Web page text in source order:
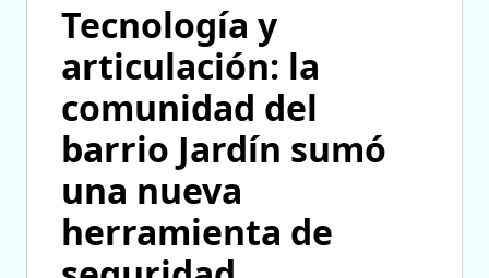
Tecnología y
articulación: la
comunidad del
barrio Jardín sumó
una nueva
herramienta de